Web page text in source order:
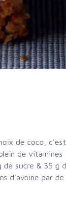
de coco,
de vitamines
de sucre & 35 g
d'avoine par de